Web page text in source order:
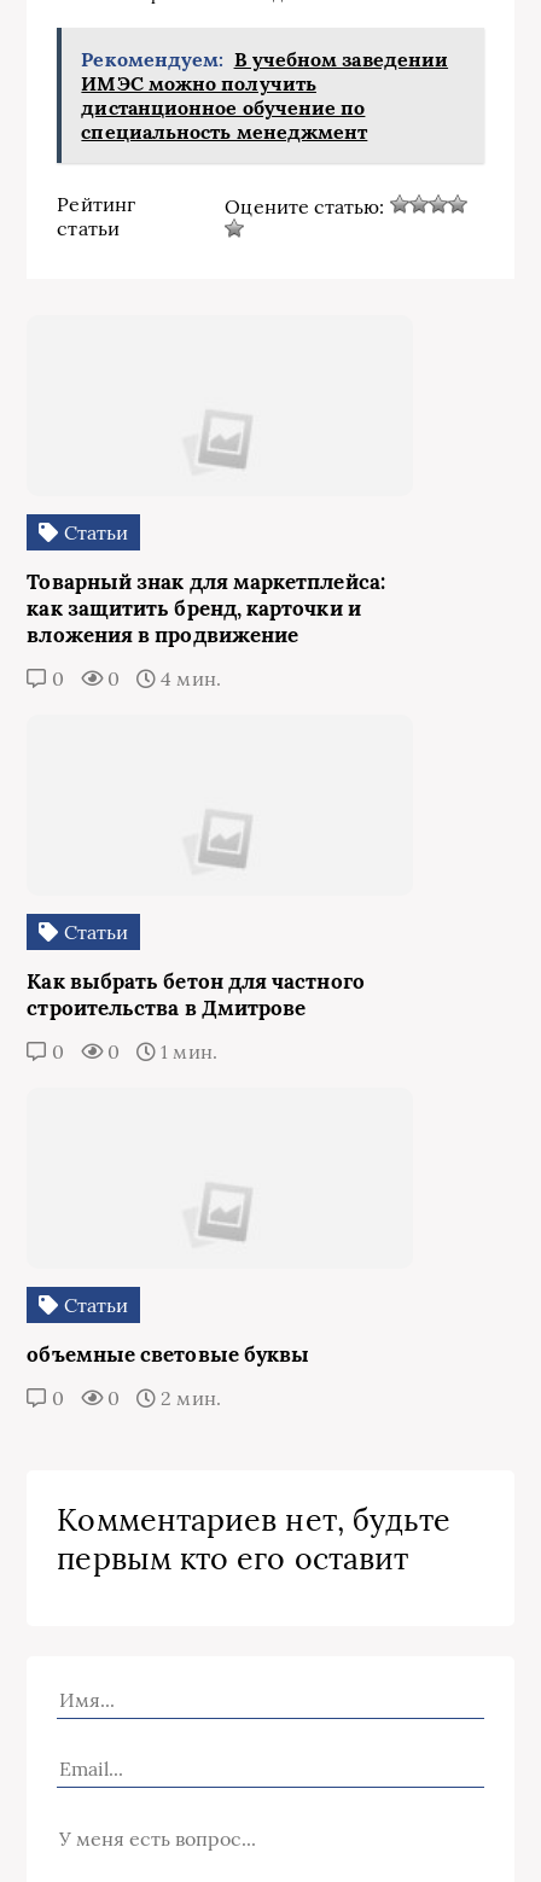
Рекомендуем: В учебном заведении
ИМЭС можно получить
дистанционное обучение по
специальность менеджмент
Рейтинг
статьи
Оцените статью:
Статьи
Товарный знак для маркетплейса:
как защитить бренд, карточки и
вложения в продвижение
0 0 4 мин.
Статьи
Как выбрать бетон для частного
строительства в Дмитрове
0 0 1 мин.
Статьи
объемные световые буквы
0 0 2 мин.
Комментариев нет, будьте
первым кто его оставит